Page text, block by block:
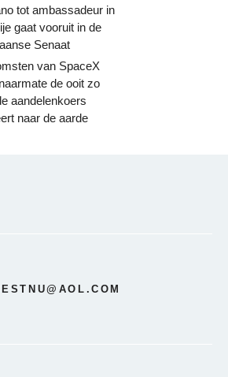
tot ambassadeur in
gaat vooruit in de
Senaat
van SpaceX
de ooit zo
aandelenkoers
naar de aarde